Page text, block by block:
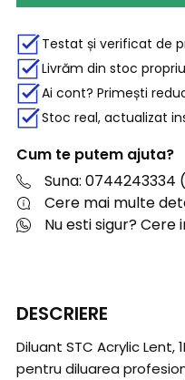
Testat și verificat de
Livrăm din stoc propriu
Ai cont? Primești
Stoc real, actualizat
Cum te putem ajuta?
Suna: 0744243334
Cere mai multe
Nu esti sigur?
DESCRIERE
Diluant STC Acrylic
pentru diluarea